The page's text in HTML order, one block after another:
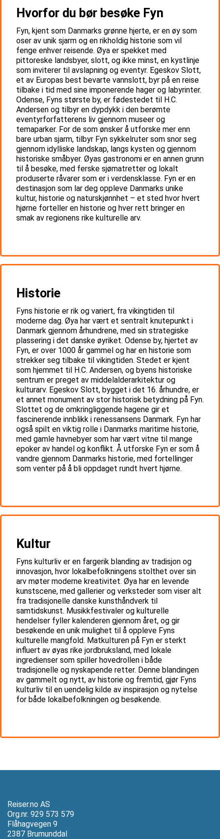
Hvorfor du bør besøke Fyn
Fyn, kjent som Danmarks grønne hjerte, er en øy som
oser av unik sjarm og en rikholdig historie som vil
fenge enhver reisende. Øya er spekket med
pittoreske landsbyer, slott, og ikke minst, en kystlinje
som inviterer til avslapning og eventyr. Egeskov Slott,
et av Europas best bevarte vannslott, byr på en reise
tilbake i tid med sine imponerende hager og labyrinter.
Odense, Fyns største by, er fødestedet til H.C.
Andersen og tilbyr en dypdykk i den berømte
eventyrforfatterens liv gjennom museer og
temaparker. For de som ønsker å utforske mer enn
bare urban sjarm, tilbyr Fyn sykkelruter som snor seg
gjennom idylliske landskap, langs kysten og gjennom
historiske småbyer. Øyas gastronomi er en annen grunn
til å besøke, med ferske sjømatretter og lokalt
produserte råvarer som er i verdensklasse. Fyn er en
destinasjon som lar deg oppleve Danmarks unike
kultur, historie og naturskjønnhet – et sted hvor hvert
hjørne forteller en historie og hver rett bringer en
smak av regionens rike kulturelle arv.
Historie
Fyns historie er rik og variert, fra vikingtiden til
moderne dag. Øya har vært et sentralt knutepunkt i
Danmark gjennom århundrene, med sin strategiske
plassering i det danske øyriket. Odense by, hjertet av
Fyn, er over 1000 år gammel og har en historie som
strekker seg tilbake til vikingtiden. Stedet er kjent
som hjemmet til H.C. Andersen, og byens historiske
sentrum er preget av middelalderarkitektur og
kulturarv. Egeskov Slott, bygget i det 16. århundre, er
et annet monument av stor historisk betydning på Fyn.
Slottet og de omkringliggende hagene gir et
fascinerende innblikk i renessansens Danmark. Fyn har
også spilt en viktig rolle i Danmarks maritime historie,
med gamle havnebyer som har vært vitne til mange
epoker av handel og konflikt. Å utforske Fyn er som å
vandre gjennom Danmarks historie, med fortellinger
som venter på å bli oppdaget rundt hvert hjørne.
Kultur
Fyns kulturliv er en fargerik blanding av tradisjon og
innovasjon, hvor lokalbefolkningens stolthet over sin
arv møter moderne kreativitet. Øya har en levende
kunstscene, med gallerier og verksteder som viser alt
fra tradisjonelle danske kunsthåndverk til
samtidskunst. Musikkfestivaler og kulturelle
hendelser fyller kalenderen gjennom året, og gir
besøkende en unik mulighet til å oppleve Fyns
kulturelle mangfold. Matkulturen på Fyn er sterkt
influert av øyas rike jordbruksland, med lokale
ingredienser som spiller hovedrollen i både
tradisjonelle og nyskapende retter. Denne blandingen
av gammelt og nytt, av historie og fremtid, gjør Fyns
kulturliv til en uendelig kilde av inspirasjon og nytelse
for både lokalbefolkningen og besøkende.
Reiser.no AS
Org.nr. 929 573 579
Flåhagvegen 9
2387 Brumunddal